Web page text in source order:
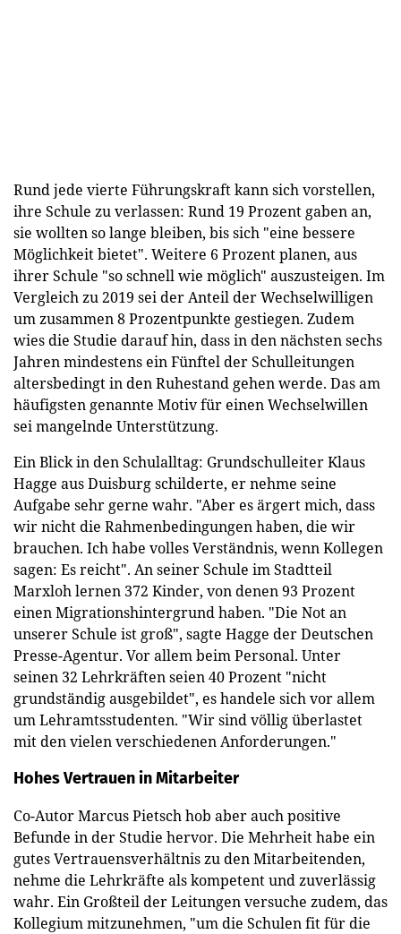
Rund jede vierte Führungskraft kann sich vorstellen,
ihre Schule zu verlassen: Rund 19 Prozent gaben an,
sie wollten so lange bleiben, bis sich "eine bessere
Möglichkeit bietet". Weitere 6 Prozent planen, aus
ihrer Schule "so schnell wie möglich" auszusteigen. Im
Vergleich zu 2019 sei der Anteil der Wechselwilligen
um zusammen 8 Prozentpunkte gestiegen. Zudem
wies die Studie darauf hin, dass in den nächsten sechs
Jahren mindestens ein Fünftel der Schulleitungen
altersbedingt in den Ruhestand gehen werde. Das am
häufigsten genannte Motiv für einen Wechselwillen
sei mangelnde Unterstützung.
Ein Blick in den Schulalltag: Grundschulleiter Klaus
Hagge aus Duisburg schilderte, er nehme seine
Aufgabe sehr gerne wahr. "Aber es ärgert mich, dass
wir nicht die Rahmenbedingungen haben, die wir
brauchen. Ich habe volles Verständnis, wenn Kollegen
sagen: Es reicht". An seiner Schule im Stadtteil
Marxloh lernen 372 Kinder, von denen 93 Prozent
einen Migrationshintergrund haben. "Die Not an
unserer Schule ist groß", sagte Hagge der Deutschen
Presse-Agentur. Vor allem beim Personal. Unter
seinen 32 Lehrkräften seien 40 Prozent "nicht
grundständig ausgebildet", es handele sich vor allem
um Lehramtsstudenten. "Wir sind völlig überlastet
mit den vielen verschiedenen Anforderungen."
Hohes Vertrauen in Mitarbeiter
Co-Autor Marcus Pietsch hob aber auch positive
Befunde in der Studie hervor. Die Mehrheit habe ein
gutes Vertrauensverhältnis zu den Mitarbeitenden,
nehme die Lehrkräfte als kompetent und zuverlässig
wahr. Ein Großteil der Leitungen versuche zudem, das
Kollegium mitzunehmen, "um die Schulen fit für die